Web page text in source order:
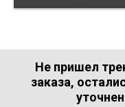
Не пришел
заказа,